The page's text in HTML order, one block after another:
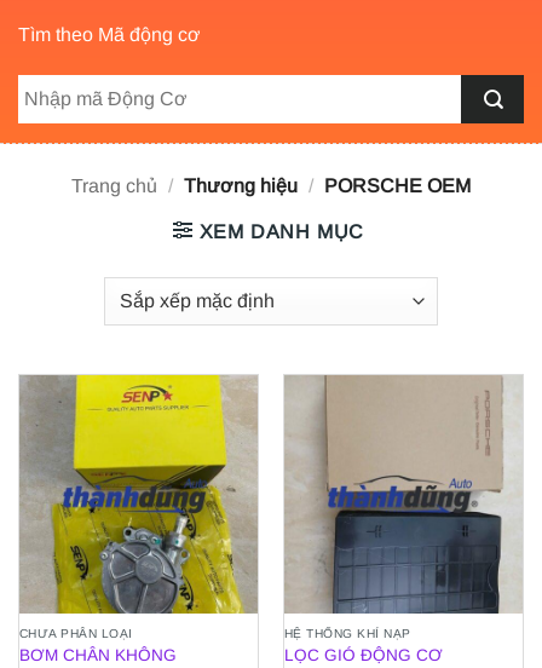
Tìm theo Mã động cơ
Trang chủ / Thương hiệu / PORSCHE OEM
XEM DANH MỤC
CHƯA PHÂN LOẠI
BƠM CHÂN KHÔNG
HỆ THỐNG KHÍ NẠP
LỌC GIÓ ĐỘNG CƠ